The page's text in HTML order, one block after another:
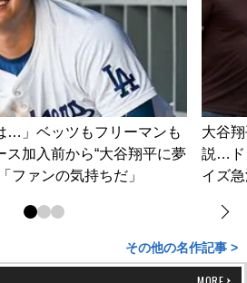
…」ベッツもフリーマンも
ス加入前から“大谷翔平に夢
ファンの気持ちだ」
大谷
説…ド
イズ
その他の名作記事 >